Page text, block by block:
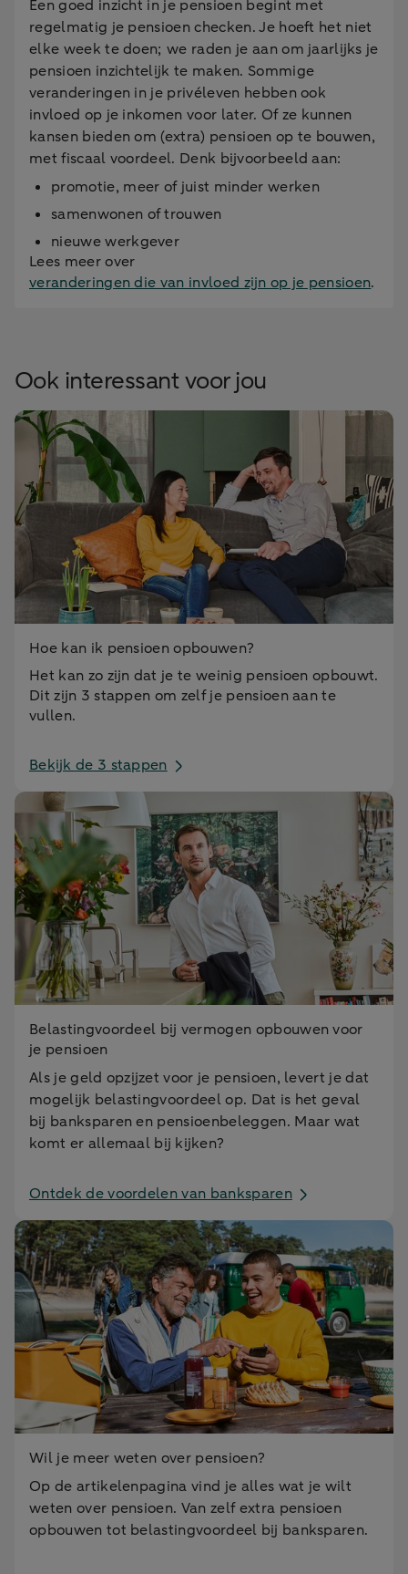
Een goed inzicht in je pensioen begint met
regelmatig je pensioen checken. Je hoeft het niet
elke week te doen; we raden je aan om jaarlijks je
pensioen inzichtelijk te maken. Sommige
veranderingen in je privéleven hebben ook
invloed op je inkomen voor later. Of ze kunnen
kansen bieden om (extra) pensioen op te bouwen,
met fiscaal voordeel. Denk bijvoorbeeld aan:
promotie, meer of juist minder werken
samenwonen of trouwen
nieuwe werkgever
Lees meer over
veranderingen die van invloed zijn op je pensioen.
Ook interessant voor jou
Hoe kan ik pensioen opbouwen?
Het kan zo zijn dat je te weinig pensioen opbouwt.
Dit zijn 3 stappen om zelf je pensioen aan te
vullen.
Bekijk de 3 stappen
Belastingvoordeel bij vermogen opbouwen voor
je pensioen
Als je geld opzijzet voor je pensioen, levert je dat
mogelijk belastingvoordeel op. Dat is het geval
bij banksparen en pensioenbeleggen. Maar wat
komt er allemaal bij kijken?
Ontdek de voordelen van banksparen
Wil je meer weten over pensioen?
Op de artikelenpagina vind je alles wat je wilt
weten over pensioen. Van zelf extra pensioen
opbouwen tot belastingvoordeel bij banksparen.